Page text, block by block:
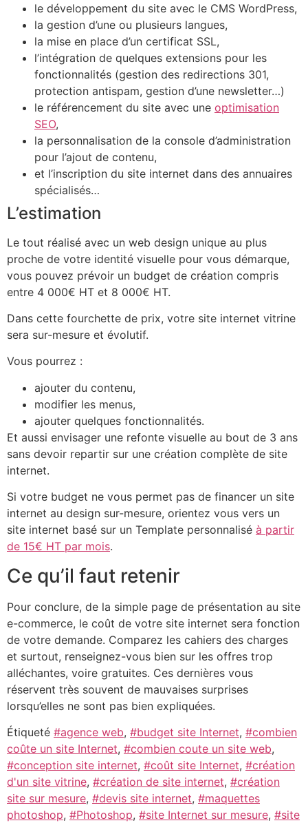
le développement du site avec le CMS WordPress,
la gestion d’une ou plusieurs langues,
la mise en place d’un certificat SSL,
l’intégration de quelques extensions pour les
fonctionnalités (gestion des redirections 301,
protection antispam, gestion d’une newsletter…)
le référencement du site avec une optimisation
SEO,
la personnalisation de la console d’administration
pour l’ajout de contenu,
et l’inscription du site internet dans des annuaires
spécialisés…
L’estimation
Le tout réalisé avec un web design unique au plus
proche de votre identité visuelle pour vous démarque,
vous pouvez prévoir un budget de création compris
entre 4 000€ HT et 8 000€ HT.
Dans cette fourchette de prix, votre site internet vitrine
sera sur-mesure et évolutif.
Vous pourrez :
ajouter du contenu,
modifier les menus,
ajouter quelques fonctionnalités.
Et aussi envisager une refonte visuelle au bout de 3 ans
sans devoir repartir sur une création complète de site
internet.
Si votre budget ne vous permet pas de financer un site
internet au design sur-mesure, orientez vous vers un
site internet basé sur un Template personnalisé à partir
de 15€ HT par mois.
Ce qu’il faut retenir
Pour conclure, de la simple page de présentation au site
e-commerce, le coût de votre site internet sera fonction
de votre demande. Comparez les cahiers des charges
et surtout, renseignez-vous bien sur les offres trop
alléchantes, voire gratuites. Ces dernières vous
réservent très souvent de mauvaises surprises
lorsqu’elles ne sont pas bien expliquées.
Étiqueté #agence web, #budget site Internet, #combien
coûte un site Internet, #combien coute un site web,
#conception site internet, #coût site Internet, #création
d'un site vitrine, #création de site internet, #création
site sur mesure, #devis site internet, #maquettes
photoshop, #Photoshop, #site Internet sur mesure, #site